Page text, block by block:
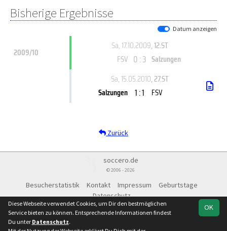
Bisherige Ergebnisse
Datum anzeigen
2009/10
Sa, 17.10.2009, 12.ST
FSV 0 : 3 Salzungen
Sa, 15.05.2010, 27.ST
Salzungen 1 : 1 FSV
Zurück
soccero.de
© 2006 - 2026
Besucherstatistik Kontakt Impressum
Geburtstage
Datenschutz
OK
Diese Webseite verwendet Cookies, um Dir den bestmöglichen
Service bieten zu können. Entsprechende Informationen findest
Du unter Datenschutz.